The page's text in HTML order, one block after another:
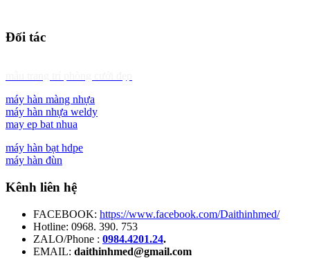
Đối tác
máy hàn màng nhựa
máy hàn nhựa weldy
may ep bat nhua
máy hàn bạt hdpe
máy hàn đùn
Kênh liên hệ
FACEBOOK: https://www.facebook.com/Daithinhmed/
Hotline: 0968. 390. 753
ZALO/Phone : 0984.4201.24.
EMAIL: daithinhmed@gmail.com